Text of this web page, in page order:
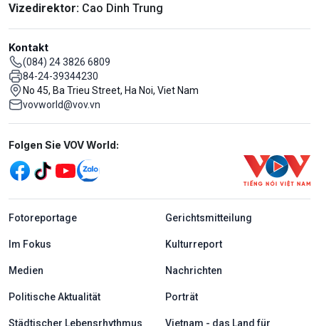
Vizedirektor: Cao Dinh Trung
Kontakt
(084) 24 3826 6809
84-24-39344230
No 45, Ba Trieu Street, Ha Noi, Viet Nam
vovworld@vov.vn
Mạng xã hội
Folgen Sie VOV World:
menu footer tiếng Đức
Fotoreportage Gerichtsmitteilung
Im Fokus Kulturreport
Medien Nachrichten
Politische Aktualität Porträt
Städtischer Lebensrhythmus Vietnam - das Land für